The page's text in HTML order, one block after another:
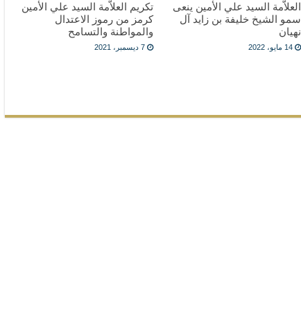
العلاّمة السيد علي الأمين ينعى
سمو الشيخ خليفة بن زايد آل
نهيان
14 مايو، 2022
تكريم العلاّمة السيد علي الأمين
كرمز من رموز الاعتدال
والمواطنة والتسامح
7 ديسمبر، 2021